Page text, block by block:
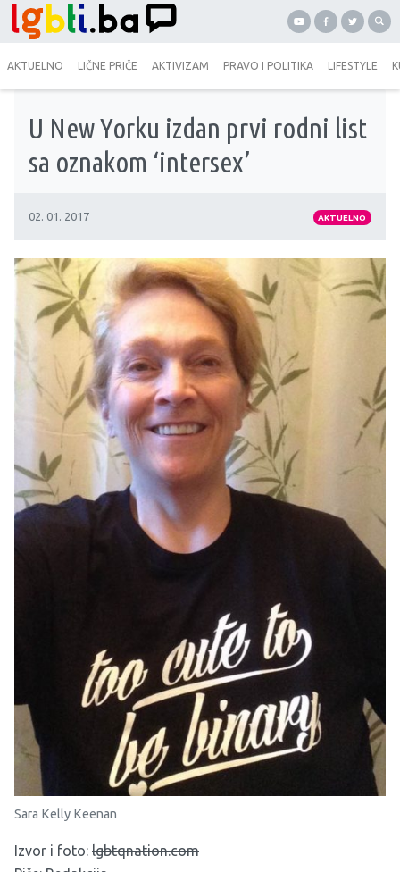
AKTUELNO LIČNE PRIČE AKTIVIZAM PRAVO I POLITIKA LIFESTYLE
U New Yorku izdan prvi rodni list
sa oznakom ‘intersex’
02. 01. 2017 AKTUELNO
Sara Kelly Keenan
Izvor i foto: lgbtqnation.com